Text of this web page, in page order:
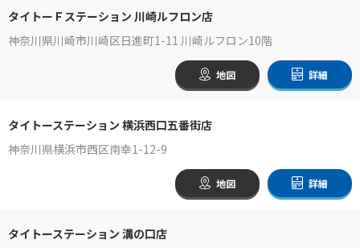
タイトーＦステーション 川崎ルフロン店
神奈川県川崎市川崎区日進町1-11 川崎ルフロン10階
地図 詳細
タイトーステーション 横浜西口五番街店
神奈川県横浜市西区南幸1-12-9
地図 詳細
タイトーステーション 溝の口店